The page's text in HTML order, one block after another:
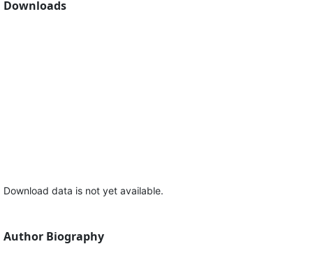
Downloads
Download data is not yet available.
Author Biography